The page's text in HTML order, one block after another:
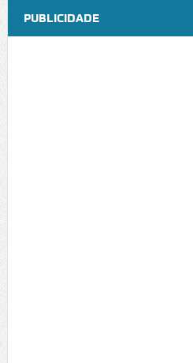
PUBLICIDADE